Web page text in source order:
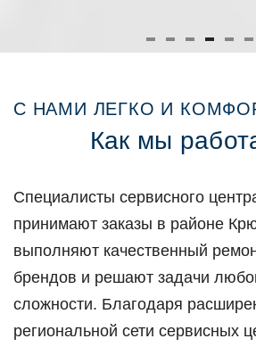
С НАМИ ЛЕГКО И
Как мы
Специалисты сервисного
принимают заказы в районе
выполняют качественный
брендов и решают задачи
сложности. Благодаря
региональной сети сервисных